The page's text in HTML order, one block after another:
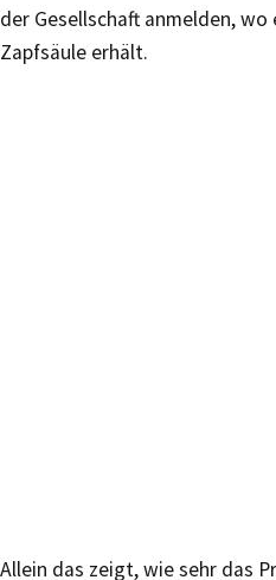
der Gesellschaft anmelden,
Zapfsäule erhält.
Allein das zeigt, wie sehr das